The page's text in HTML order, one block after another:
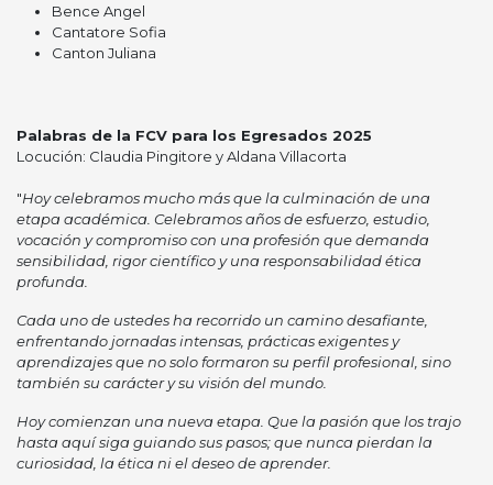
Bence Angel
Cantatore Sofia
Canton Juliana
Palabras de la FCV para los Egresados 2025
Locución: Claudia Pingitore y Aldana Villacorta
"Hoy celebramos mucho más que la culminación de una
etapa académica. Celebramos años de esfuerzo, estudio,
vocación y compromiso con una profesión que demanda
sensibilidad, rigor científico y una responsabilidad ética
profunda.
Cada uno de ustedes ha recorrido un camino desafiante,
enfrentando jornadas intensas, prácticas exigentes y
aprendizajes que no solo formaron su perfil profesional, sino
también su carácter y su visión del mundo.
Hoy comienzan una nueva etapa. Que la pasión que los trajo
hasta aquí siga guiando sus pasos; que nunca pierdan la
curiosidad, la ética ni el deseo de aprender.